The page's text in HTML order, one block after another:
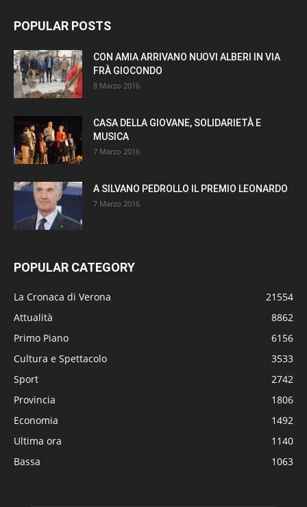
POPULAR POSTS
CON AMIA ARRIVANO NUOVI ALBERI IN VIA
FRÀ GIOCONDO
8 Marzo 2016
CASA DELLA GIOVANE, SOLIDARIETÀ E
MUSICA
7 Marzo 2016
A SILVANO PEDROLLO IL PREMIO LEONARDO
7 Marzo 2016
POPULAR CATEGORY
La Cronaca di Verona
21554
Attualità
8862
Primo Piano
6156
Cultura e Spettacolo
3533
Sport
2742
Provincia
1806
Economia
1492
Ultima ora
1140
Bassa
1063